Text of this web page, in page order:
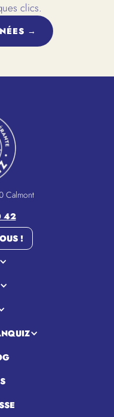
clics.
→
Calmont
42
!